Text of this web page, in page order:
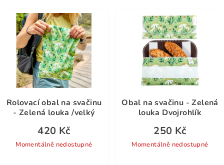
Rolovací obal na svačinu
- Zelená louka /velký
420 Kč
Momentálně nedostupné
Obal na svačinu - Zelená
louka Dvojrohlík
250 Kč
Momentálně nedostupné